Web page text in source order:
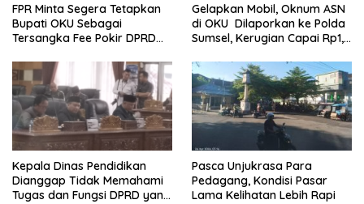
FPR Minta Segera Tetapkan
Bupati OKU Sebagai
Tersangka Fee Pokir DPRD
Gelapkan Mobil, Oknum ASN
di OKU Dilaporkan ke Polda
Sumsel, Kerugian Capai Rp1,2
Kepala Dinas Pendidikan
Dianggap Tidak Memahami
Tugas dan Fungsi DPRD yang
Pasca Unjukrasa Para
Pedagang, Kondisi Pasar
Lama Kelihatan Lebih Rapi